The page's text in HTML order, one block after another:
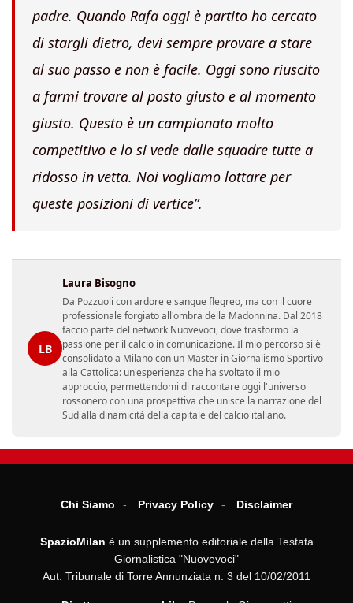
padre. Quando Rafa oggi è partito ho cercato
di stargli dietro, devi sempre provare a stare
al suo passo e non è facile. Oggi sono riuscito
a farmi trovare al posto giusto e al momento
giusto. Questo è un campionato molto
competitivo e lo si vede dalle squadre tutte a
ridosso in vetta. Noi vogliamo lottare per
queste posizioni di vertice”.
LB
Laura Bisogno
Da Pozzuoli con ardore e sangue flegreo, ma con il cuore
professionale forgiato all'ombra della Madonnina. Dal 2018
faccio parte del network Nuovevoci, dove trasformo la
passione per il calcio in comunicazione. Il mio percorso si è
consolidato a Milano con un Master in Giornalismo Sportivo
alla Cattolica: un'esperienza che ha svoltato il mio
approccio, permettendomi di raccontare oggi l'universo
rossonero con una prospettiva che unisce la narrazione del
Sud alla dinamicità della capitale del calcio italiano.
Chi Siamo Privacy Policy Disclaimer
SpazioMilan è un supplemento editoriale della Testata
Giornalistica "Nuovevoci"
Aut. Tribunale di Torre Annunziata n. 3 del 10/02/2011